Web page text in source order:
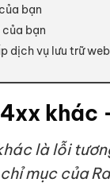
bạn
bạn
dịch vụ lưu trữ
khác
là lỗi
mục của